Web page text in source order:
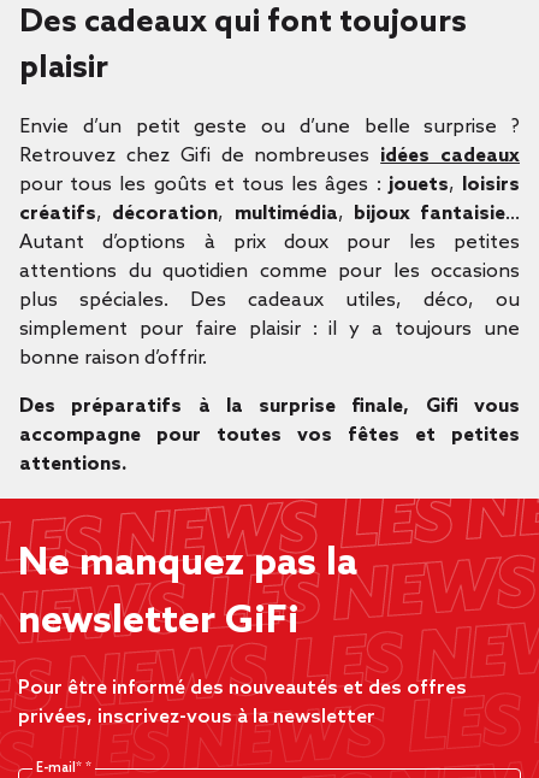
Des cadeaux qui font toujours
plaisir
Envie d’un petit geste ou d’une belle surprise ?
Retrouvez chez Gifi de nombreuses idées cadeaux
pour tous les goûts et tous les âges : jouets, loisirs
créatifs, décoration, multimédia, bijoux fantaisie…
Autant d’options à prix doux pour les petites
attentions du quotidien comme pour les occasions
plus spéciales. Des cadeaux utiles, déco, ou
simplement pour faire plaisir : il y a toujours une
bonne raison d’offrir.
Des préparatifs à la surprise finale, Gifi vous
accompagne pour toutes vos fêtes et petites
attentions.
Ne manquez pas la
newsletter GiFi
Pour être informé des nouveautés et des offres
privées, inscrivez-vous à la newsletter
E-mail*